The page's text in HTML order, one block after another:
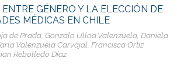
GÉNERO Y LA ELECCIÓN DE
MÉDICAS EN CHILE
de Prada, Gonzalo Ulloa Valenzuela, Daniela
Valenzuela Carvajal, Francisca Ortíz
Rebolledo Díaz